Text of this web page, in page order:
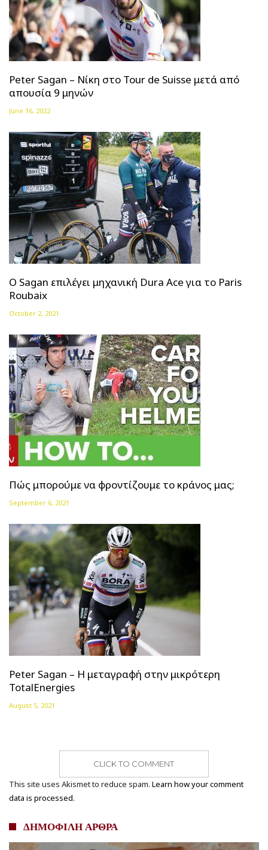
Peter Sagan – Νίκη στο Tour de Suisse μετά από
απουσία 9 μηνών
June 16, 2022
O Sagan επιλέγει μηχανική Dura Ace για το Paris
Roubaix
October 2, 2021
Πώς μπορούμε να φροντίζουμε το κράνος μας;
September 6, 2021
Peter Sagan – Η μεταγραφή στην μικρότερη
TotalEnergies
August 5, 2021
CLICK TO COMMENT
This site uses Akismet to reduce spam. Learn how your comment
data is processed.
ΔΗΜΟΦΙΛΗ ΑΡΘΡΑ